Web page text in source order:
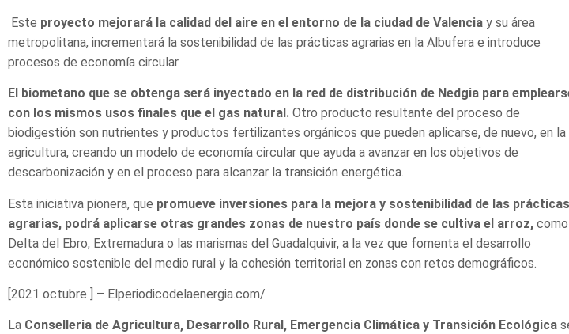
Este proyecto mejorará la calidad del aire en el entorno de la ciudad de Valencia y su área
metropolitana, incrementará la sostenibilidad de las prácticas agrarias en la Albufera e introduce
procesos de economía circular.
El biometano que se obtenga será inyectado en la red de distribución de Nedgia para
con los mismos usos finales que el gas natural. Otro producto resultante del proceso de
biodigestión son nutrientes y productos fertilizantes orgánicos que pueden aplicarse, de nuevo, en la
agricultura, creando un modelo de economía circular que ayuda a avanzar en los objetivos de
descarbonización y en el proceso para alcanzar la transición energética.
Esta iniciativa pionera, que promueve inversiones para la mejora y sostenibilidad de las prácticas
agrarias, podrá aplicarse otras grandes zonas de nuestro país donde se cultiva el arroz,
Delta del Ebro, Extremadura o las marismas del Guadalquivir, a la vez que fomenta el desarrollo
económico sostenible del medio rural y la cohesión territorial en zonas con retos demográficos.
[2021 octubre ] – Elperiodicodelaenergia.com/
La Conselleria de Agricultura, Desarrollo Rural, Emergencia Climática y Transición Ecológica